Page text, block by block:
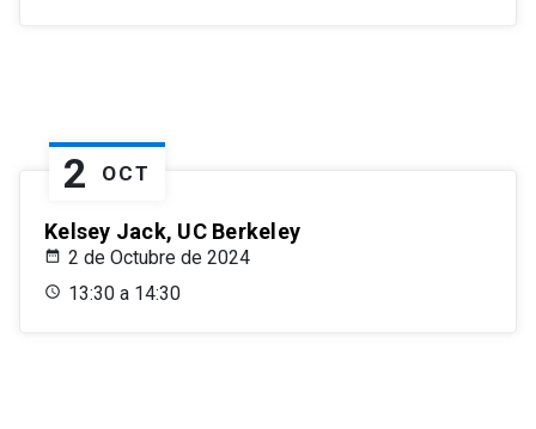
2 OCT
Kelsey Jack, UC Berkeley
2 de Octubre de 2024
13:30 a 14:30